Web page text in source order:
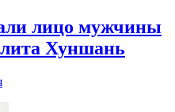
лицо мужчины
Хуншань